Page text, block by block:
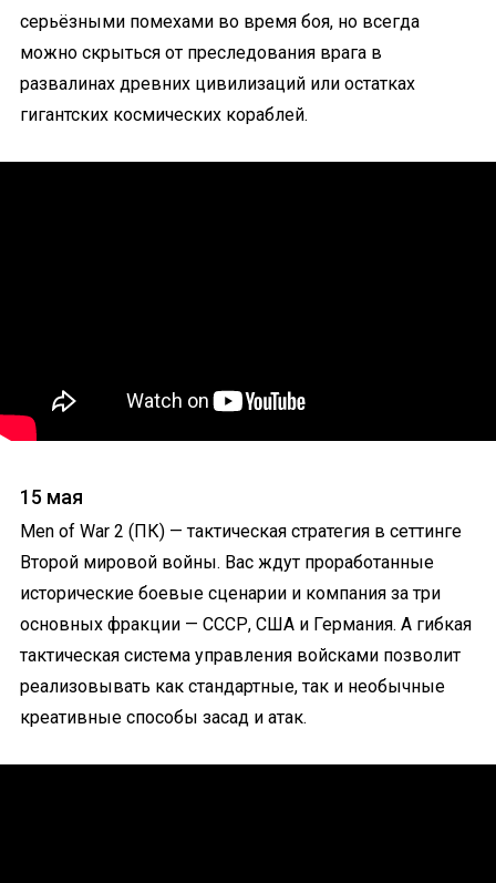
серьёзными помехами во время боя, но всегда
можно скрыться от преследования врага в
развалинах древних цивилизаций или остатках
гигантских космических кораблей.
15 мая
Men of War 2 (ПК) — тактическая стратегия в сеттинге
Второй мировой войны. Вас ждут проработанные
исторические боевые сценарии и компания за три
основных фракции — СССР, США и Германия. А гибкая
тактическая система управления войсками позволит
реализовывать как стандартные, так и необычные
креативные способы засад и атак.